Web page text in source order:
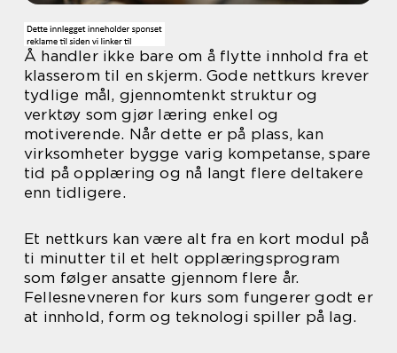
Å handler ikke bare om å flytte innhold fra et
klasserom til en skjerm. Gode nettkurs krever
tydlige mål, gjennomtenkt struktur og
verktøy som gjør læring enkel og
motiverende. Når dette er på plass, kan
virksomheter bygge varig kompetanse, spare
tid på opplæring og nå langt flere deltakere
enn tidligere.
Et nettkurs kan være alt fra en kort modul på
ti minutter til et helt opplæringsprogram
som følger ansatte gjennom flere år.
Fellesnevneren for kurs som fungerer godt er
at innhold, form og teknologi spiller på lag.